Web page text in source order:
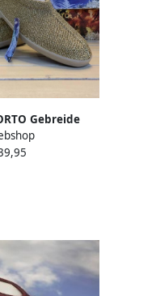
Gebreide
| Goud